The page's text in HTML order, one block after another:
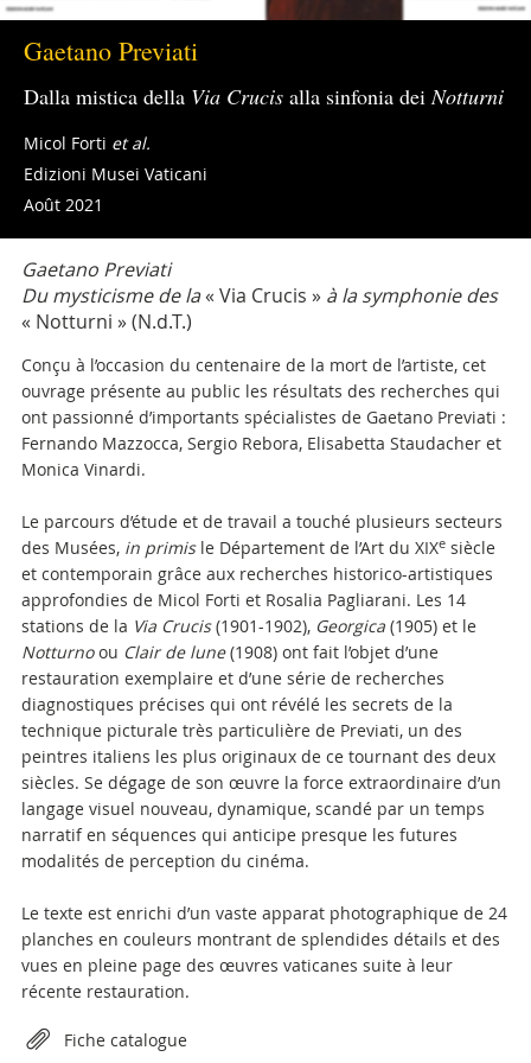
Gaetano Previati
Dalla mistica della Via Crucis alla sinfonia deiNotturni
Micol Forti et al.
Edizioni Musei Vaticani
Août 2021
Gaetano Previati
Du mysticisme de la« Via Crucis » à la symphonie des
« Notturni » (N.d.T.)
Conçu à l’occasion du centenaire de la mort de l’artiste, cet
ouvrage présente au public les résultats des recherches qui
ont passionné d’importants spécialistes de Gaetano Previati :
Fernando Mazzocca, Sergio Rebora, Elisabetta Staudacher et
Monica Vinardi.
Le parcours d’étude et de travail a touché plusieurs secteurs
des Musées, in primisle Département de l’Art du XIXesiècle
et contemporain grâce aux recherches historico-artistiques
approfondies de Micol Forti et Rosalia Pagliarani. Les 14
stations de la Via Crucis(1901-1902), Georgica (1905) et le
Notturnoou Clair de lune(1908) ont fait l’objet d’une
restauration exemplaire et d’une série de recherches
diagnostiques précises qui ont révélé les secrets de la
technique picturale très particulière de Previati, un des
peintres italiens les plus originaux de ce tournant des deux
siècles. Se dégage de son œuvre la force extraordinaire d’un
langage visuel nouveau, dynamique, scandé par un temps
narratif en séquences qui anticipe presque les futures
modalités de perception du cinéma.
Le texte est enrichi d’un vaste apparat photographique de 24
planches en couleurs montrant de splendides détails et des
vues en pleine page des œuvres vaticanes suite à leur
récente restauration.
Attachments
Fiche catalogue